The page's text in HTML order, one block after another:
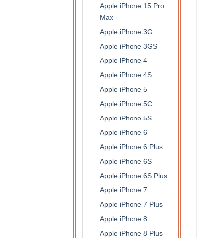
Apple iPhone 15 Pro
Max
Apple iPhone 3G
Apple iPhone 3GS
Apple iPhone 4
Apple iPhone 4S
Apple iPhone 5
Apple iPhone 5C
Apple iPhone 5S
Apple iPhone 6
Apple iPhone 6 Plus
Apple iPhone 6S
Apple iPhone 6S Plus
Apple iPhone 7
Apple iPhone 7 Plus
Apple iPhone 8
Apple iPhone 8 Plus